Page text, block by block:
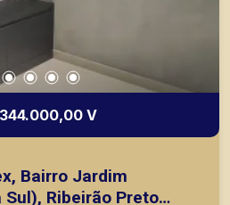
V
Bairro Jardim
Ribeirão Preto